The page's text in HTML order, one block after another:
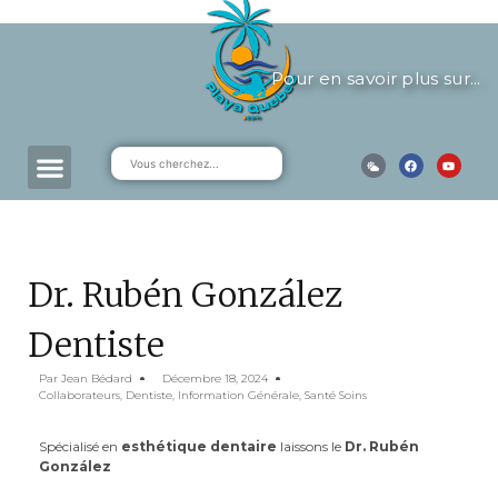
Pour en savoir plus sur...
Dr. Rubén González
Dentiste
Par Jean Bédard
Décembre 18, 2024
Collaborateurs, Dentiste, Information Générale, Santé Soins
Spécialisé en esthétique dentaire laissons le Dr. Rubén
González